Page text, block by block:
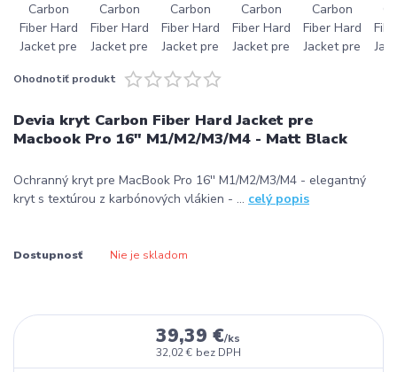
Ohodnotiť produkt
Devia kryt Carbon Fiber Hard Jacket pre
Macbook Pro 16" M1/M2/M3/M4 - Matt Black
Ochranný kryt pre MacBook Pro 16'' M1/M2/M3/M4 - elegantný
kryt s textúrou z karbónových vlákien - ... celý popis
Dostupnosť Nie je skladom
39,39 €/ks
32,02 € bez DPH